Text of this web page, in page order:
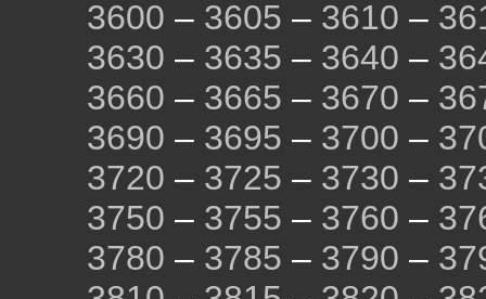
3600 – 3605 – 3610 –
3630 – 3635 – 3640 –
3660 – 3665 – 3670 –
3690 – 3695 – 3700 –
3720 – 3725 – 3730 –
3750 – 3755 – 3760 –
3780 – 3785 – 3790 –